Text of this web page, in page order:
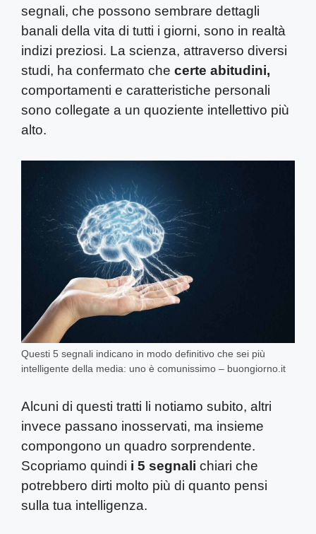
segnali, che possono sembrare dettagli
banali della vita di tutti i giorni, sono in realtà
indizi preziosi. La scienza, attraverso diversi
studi, ha confermato che certe abitudini,
comportamenti e caratteristiche personali
sono collegate a un quoziente intellettivo più
alto.
Questi 5 segnali indicano in modo definitivo che sei più
intelligente della media: uno è comunissimo – buongiorno.it
Alcuni di questi tratti li notiamo subito, altri
invece passano inosservati, ma insieme
compongono un quadro sorprendente.
Scopriamo quindi i 5 segnali chiari che
potrebbero dirti molto più di quanto pensi
sulla tua intelligenza.